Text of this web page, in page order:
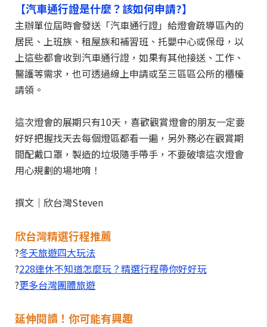
【汽車通行證是什麼？該如何申請?】
主辦單位屆時會發送「汽車通行證」給燈會疏導區內的
居民、上班族、租屋族和補習班、托嬰中心或保母，以
上這些都會收到汽車通行證，如果有其他接送、工作、
醫護等需求，也可透過線上申請或至三區區公所的櫃檯
請領。
這次燈會的展期只有10天，喜歡觀賞燈會的朋友一定要
好好把握找天去每個燈區都看一遍，另外務必在觀賞期
間配戴口罩，製造的垃圾隨手帶手，不要破壞這次燈會
用心規劃的場地唷！
撰文｜欣台灣Steven
欣台灣精選行程推薦
?冬天旅遊四大玩法
?228連休不知道怎麼玩？精選行程帶你好好玩
?更多台灣團體旅遊
延伸閱讀！你可能有興趣